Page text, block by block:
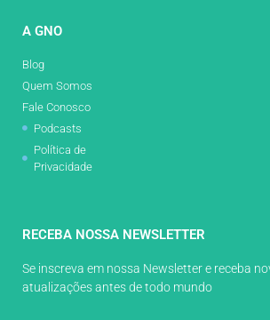
A GNO
Blog
Quem Somos
Fale Conosco
Podcasts
Política de
Privacidade
RECEBA NOSSA NEWSLETTER
Se inscreva em nossa Newsletter e receba
atualizações antes de todo mundo